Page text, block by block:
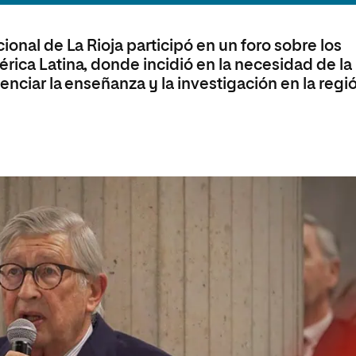
Universitaria en Ingeniería del Software y
Informáticos
en Ciberseguridad
de La Rioja participó en un foro sobre los
Latina, donde incidió en la necesidad de la
la enseñanza y la investigación en la